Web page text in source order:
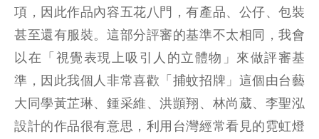
項，因此作品內容五花八門，有產品、公仔、包裝
甚至還有服裝。這部分評審的基準不太相同，我會
以在「視覺表現上吸引人的立體物」來做評審基
準，因此我個人非常喜歡「捕蚊招牌」這個由台藝
大同學黃芷琳、鍾采維、洪顗翔、林尚葳、李聖泓
設計的作品很有意思，利用台灣經常看見的霓虹燈